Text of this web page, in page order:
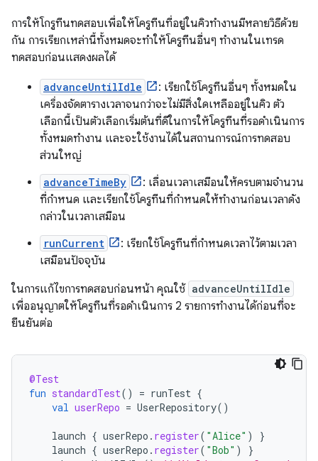
การให้โกรูทีนทดสอบเพื่อให้โครูทีนที่อยู่ในคิวทำงานมีหลายวิธีด้วย
กัน การเรียกเหล่านี้ทั้งหมดจะทำให้โครูทีนอื่นๆ ทำงานในเทรด
ทดสอบก่อนแสดงผลได้
advanceUntilIdle
: เรียกใช้โครูทีนอื่นๆ ทั้งหมดใน
เครื่องจัดตารางเวลาจนกว่าจะไม่มีสิ่งใดเหลืออยู่ในคิว ตัว
เลือกนี้เป็นตัวเลือกเริ่มต้นที่ดีในการให้โครูทีนที่รอดำเนินการ
ทั้งหมดทำงาน และจะใช้งานได้ในสถานการณ์การทดสอบ
ส่วนใหญ่
advanceTimeBy
: เลื่อนเวลาเสมือนให้ครบตามจำนวน
ที่กำหนด และเรียกใช้โครูทีนที่กำหนดให้ทำงานก่อนเวลาดัง
กล่าวในเวลาเสมือน
runCurrent
: เรียกใช้โครูทีนที่กำหนดเวลาไว้ตามเวลา
เสมือนปัจจุบัน
ในการแก้ไขการทดสอบก่อนหน้า คุณใช้ advanceUntilIdle
เพื่ออนุญาตให้โครูทีนที่รอดำเนินการ 2 รายการทำงานได้ก่อนที่จะ
ยืนยันต่อ
@Test
fun standardTest() = runTest {
val userRepo = UserRepository()
launch { userRepo . register( "Alice" )
}
launch { userRepo . register( "Bob" )
}